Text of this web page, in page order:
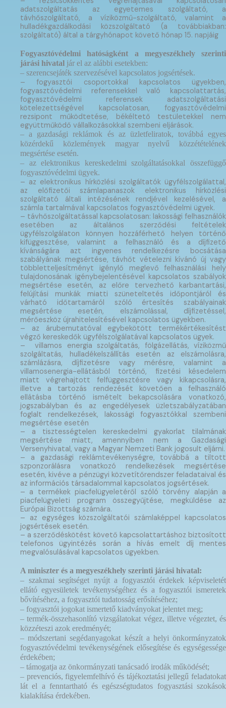
adatszolgáltatás az egyetemes szolgáltató, a
távhőszolgáltató, a víziközmű-szolgáltató, valamint a
hulladékgazdálkodási közszolgáltató (a továbbiakban:
szolgáltató) által a tárgyhónapot követő hónap 15. napjáig
Fogyasztóvédelmi hatóságként a megyeszékhely szerinti
járási hivatal jár el az alábbi esetekben:
– szerencsejáték szervezésével kapcsolatos jogsértések.
– fogyasztói csoportokkal kapcsolatos ügyekben,
fogyasztóvédelmi referensekkel való kapcsolattartás,
fogyasztóvédelmi referensek adatszolgáltatási
kötelezettségével kapcsolatosan, fogyasztóvédelmi
rezsipont működtetése, békéltető testületekkel nem
együttműködő vállalkozásokkal szembeni eljárások.
– a gazdasági reklámok és az üzletfeliratok, továbbá egyes
közérdekű közlemények magyar nyelvű közzétételének
megsértése esetén.
– az elektronikus kereskedelmi szolgáltatásokkal összefüggő
fogyasztóvédelmi ügyek.
– az elektronikus hírközlési szolgáltatók ügyfélszolgálattal,
az előfizetői számlapanaszok elektronikus hírközlési
szolgáltató általi intézésének rendjével kezelésével, a
számla tartalmával kapcsolatos fogyasztóvédelmi ügyek.
– távhőszolgáltatással kapcsolatosan: lakossági felhasználók
esetében az általános szerződési feltételek
ügyfélszolgálaton könnyen hozzáférhető helyen történő
kifüggesztése, valamint a felhasználó és a díjfizető
kívánságára azt ingyenes rendelkezésre bocsátása
szabályának megsértése, távhőt vételezni kívánó új vagy
többletteljesítményt igénylő meglevő felhasználási hely
tulajdonosának igénybejelentésével kapcsolatos szabályok
megsértése esetén, az előre tervezhető karbantartási,
felújítási munkák miatti szüneteltetés időpontjáról és
várható időtartamáról szóló értesítés szabályainak
megsértése esetén, elszámolással, díjfizetéssel,
mérőeszköz újrahitelesítésével kapcsolatos ügyekben.
– az árubemutatóval egybekötött termékértékesítést
végző kereskedők ügyfélszolgálatával kapcsolatos ügyek.
–
villamos energia szolgáltatás, fölgázellátás, víziközmű
szolgáltatás, hulladékelszállítás esetén az elszámolásra,
számlázásra, díjfizetésre vagy mérésre, valamint a
villamosenergia-ellátásból történő, fizetési késedelem
miatt végrehajtott felfüggesztésre vagy kikapcsolásra,
illetve a tartozás rendezését követően a felhasználó
ellátásba történő ismételt bekapcsolására vonatkozó,
jogszabályban és az engedélyesek üzletszabályzatában
foglalt rendelkezések, lakossági fogyasztókkal szembeni
megsértése esetén
– a tisztességtelen kereskedelmi gyakorlat tilalmának
megsértése miatt, amennyiben nem a Gazdasági
Versenyhivatal, vagy a Magyar Nemzeti Bank jogosult eljárni.
– a gazdasági reklámtevékenységre, továbbá a tiltott
szponzorálásra vonatkozó rendelkezések megsértése
esetén, kivéve a pénzügyi közvetítőrendszer feladataival és
az információs társadalommal kapcsolatos jogsértések.
– a termékek piacfelügyeletéről szóló törvény alapján a
piacfelügyeleti program összegyűjtése, megküldése az
Európai Bizottság számára.
– az egységes közszolgáltatói számlaképpel kapcsolatos
jogsértések esetén.
– a szerződéskötést követő kapcsolattartáshoz biztosított
telefonos ügyintézés során a hívás emelt díj mentes
megvalósulásával kapcsolatos ügyekben.
A miniszter és a megyeszékhely szerinti járási hivatal:
– szakmai segítséget nyújt a fogyasztói érdekek képviseletét
ellátó egyesületek tevékenységéhez és a fogyasztói ismeretek
bővítéséhez, a fogyasztói tudatosság erősítéséhez;
– fogyasztói jogokat ismertető kiadványokat jelentet meg;
– termék-összehasonlító vizsgálatokat végez, illetve végeztet, és
közzéteszi azok eredményét;
– módszertani segédanyagokat készít a helyi önkormányzatok
fogyasztóvédelmi tevékenységének elősegítése és egységessége
érdekében;
– támogatja az önkormányzati tanácsadó irodák működését;
– prevenciós, figyelemfelhívó és tájékoztatási jellegű feladatokat
lát el a fenntartható és egészségtudatos fogyasztási szokások
kialakítása érdekében.